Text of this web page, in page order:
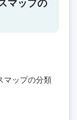
マップの
マップの分類